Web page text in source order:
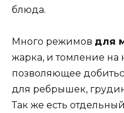
блюда.
Много режимов для
жарка, и томление на
позволяющее
для ребрышек,
Так же есть